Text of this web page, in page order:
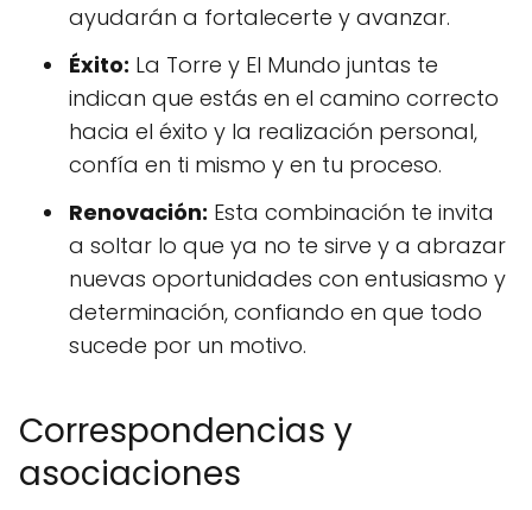
ayudarán a fortalecerte y avanzar.
Éxito: La Torre y El Mundo juntas te
indican que estás en el camino correcto
hacia el éxito y la realización personal,
confía en ti mismo y en tu proceso.
Renovación: Esta combinación te invita
a soltar lo que ya no te sirve y a abrazar
nuevas oportunidades con entusiasmo y
determinación, confiando en que todo
sucede por un motivo.
Correspondencias y
asociaciones